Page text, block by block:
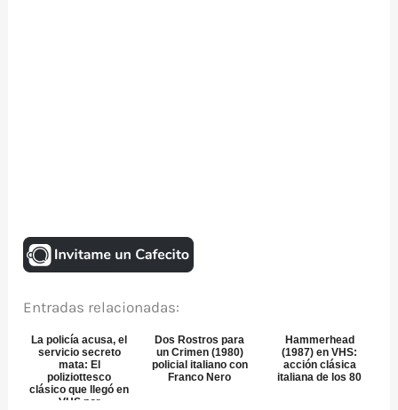
Entradas relacionadas:
La policía acusa, el
servicio secreto
mata: El
poliziottesco
clásico que llegó en
VHS por
Dos Rostros para
un Crimen (1980)
policial italiano con
Franco Nero
Hammerhead
(1987) en VHS:
acción clásica
italiana de los 80